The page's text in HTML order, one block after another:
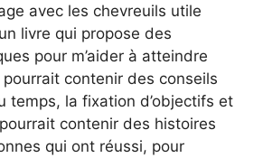
avec les chevreuils utile
livre qui propose des
pour m’aider à atteindre
contenir des conseils
temps, la fixation d’objectifs et
contenir des histoires
qui ont réussi, pour